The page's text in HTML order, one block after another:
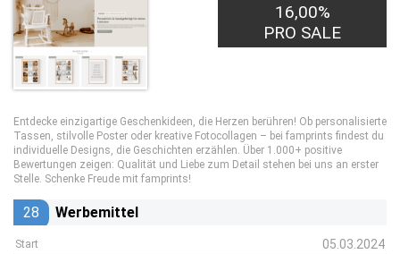
16,00%
PRO SALE
Entdecke einzigartige Geschenkideen, die Herzen berühren! Ob personalisierte
Tassen, stilvolle Poster oder kreative Fotocollagen – bei famprints findest du
individuelle Designs, die Geschichten erzählen. Über 1.000+ positive
Bewertungen zeigen: Qualität und Liebe zum Detail stehen bei uns an erster
Stelle. Schenke Freude mit famprints!
28 Werbemittel
Start 05.03.2024